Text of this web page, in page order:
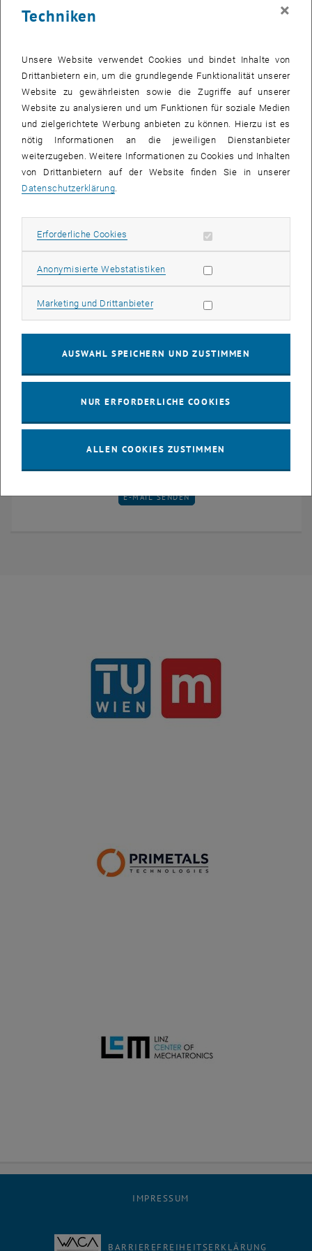
framework
Acta Mechanica
Technologies), Erlangen, Deutschland
Linz Center of Mechatronics GmbH, Linz, Österreich
Projektdauer
Februar 2015 - Dezember 2016
Weitere Projekte
Roll Forming
LaLaBand
Yury Vetyukov
E-MAIL AN YURY VETYUKOV SENDEN
E-MAIL SENDEN
IMPRESSUM
BARRIEREFREIHEITSERKLÄRUNG
Techniken
×
Unsere Website verwendet Cookies und bindet Inhalte von
Drittanbietern ein, um die grundlegende Funktionalität unserer
Website zu gewährleisten sowie die Zugriffe auf unserer
Website zu analysieren und um Funktionen für soziale Medien
und zielgerichtete Werbung anbieten zu können. Hierzu ist es
nötig Informationen an die jeweiligen Dienstanbieter
weiterzugeben. Weitere Informationen zu Cookies und Inhalten
von Drittanbietern auf der Website finden Sie in unserer
Datenschutzerklärung
Erforderliche Cookies Erforderliche Cookies zulassen
Anonymisierte WebstatistikenStatistik Cookies zulassen
Marketing und DrittanbieterMarketing Cookies zulassen
AUSWAHL SPEICHERN UND ZUSTIMMEN
NUR ERFORDERLICHE COOKIES
ALLEN COOKIES ZUSTIMMEN